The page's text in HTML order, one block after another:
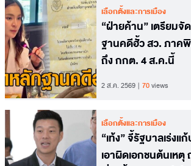
เลือกตั้งและการเมือง
“ฝ่ายค้าน” เตรียม
ฐานคดีฮั้ว สว. ภาค
ถึง กกต. 4 ส.ค.นี้
2 ส.ค. 2569 70views
เลือกตั้งและการเมือง
“เท้ง” จี้รัฐบาลเร่ง
เอาผิดเอกชนต้นเหตุ